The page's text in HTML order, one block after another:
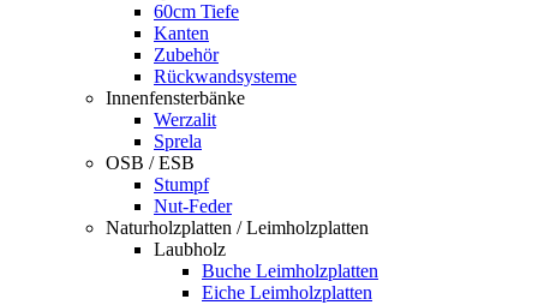
60cm Tiefe
Kanten
Zubehör
Rückwandsysteme
Innenfensterbänke
Werzalit
Sprela
OSB / ESB
Stumpf
Nut-Feder
Naturholzplatten / Leimholzplatten
Laubholz
Buche Leimholzplatten
Eiche Leimholzplatten